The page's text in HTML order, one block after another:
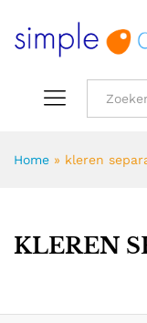
Home » kleren
KLEREN